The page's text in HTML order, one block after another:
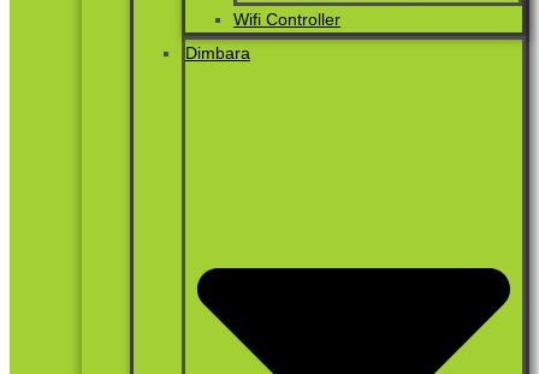
Wifi Controller
Dimbara